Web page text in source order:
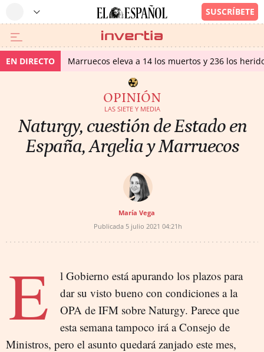
EN DIRECTO Marruecos eleva a 14 los muertos y 236 los
OPINIÓN
LAS SIETE Y MEDIA
Naturgy, cuestión de Estado en
España, Argelia y Marruecos
María Vega
Publicada 5 julio 2021 04:21h
E
l Gobierno está apurando los plazos para
dar su visto bueno con condiciones a la
OPA de IFM sobre Naturgy. Parece que
esta semana tampoco irá a Consejo de
Ministros, pero el asunto quedará zanjado este mes,